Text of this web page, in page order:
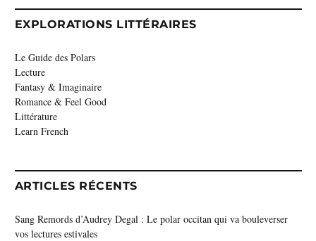
EXPLORATIONS LITTÉRAIRES
Le Guide des Polars
Lecture
Fantasy & Imaginaire
Romance & Feel Good
Littérature
Learn French
ARTICLES RÉCENTS
Sang Remords d’Audrey Degal : Le polar occitan qui va bouleverser
vos lectures estivales